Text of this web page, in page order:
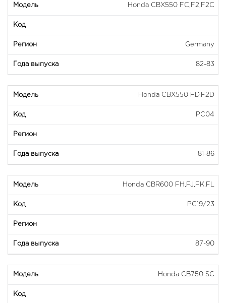
Honda CBX550 FC,F2,F2C
Germany
82-83
Honda CBX550 FD,F2D
PC04
81-86
Honda CBR600 FH,FJ,FK,FL
PC19/23
87-90
Honda CB750 SC